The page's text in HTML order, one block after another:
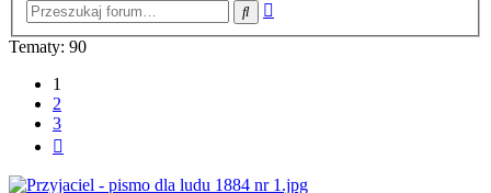
Szukaj
Tematy: 90
1
2
3